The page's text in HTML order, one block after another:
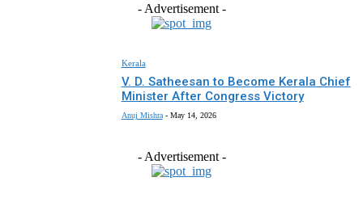
- Advertisement -
Kerala
V. D. Satheesan to Become Kerala Chief
Minister After Congress Victory
Anuj Mishra - May 14, 2026
- Advertisement -